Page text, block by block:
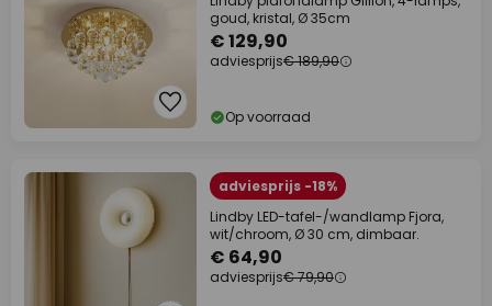
goud, kristal, Ø 35cm
€ 129,90
adviesprijs€ 189,90
Op voorraad
adviesprijs -18%
Lindby LED-tafel-/wandlamp Fjora,
wit/chroom, Ø 30 cm, dimbaar.
€ 64,90
adviesprijs€ 79,90